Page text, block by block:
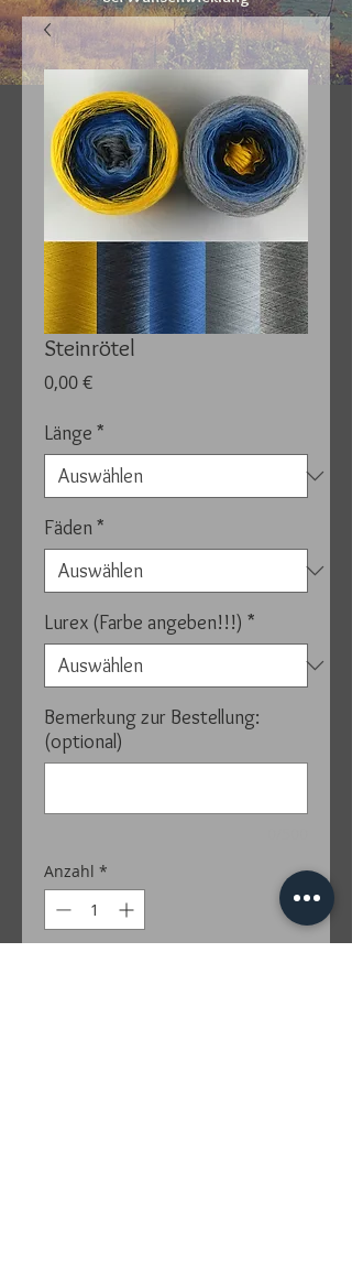
Steinrötel
0,00 €Preis
Länge *
Fäden*
Lurex (Farbe angeben!!!) *
Bemerkung zur Bestellung:
(optional)
Anzahl *